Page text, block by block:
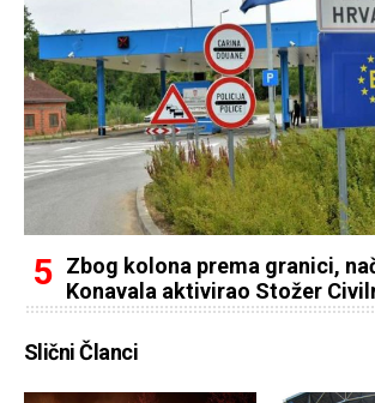
Zbog kolona prema granici,
Konavala aktivirao Stožer
Slični Članci